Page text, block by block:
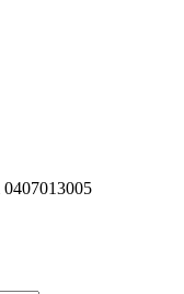
0407013005